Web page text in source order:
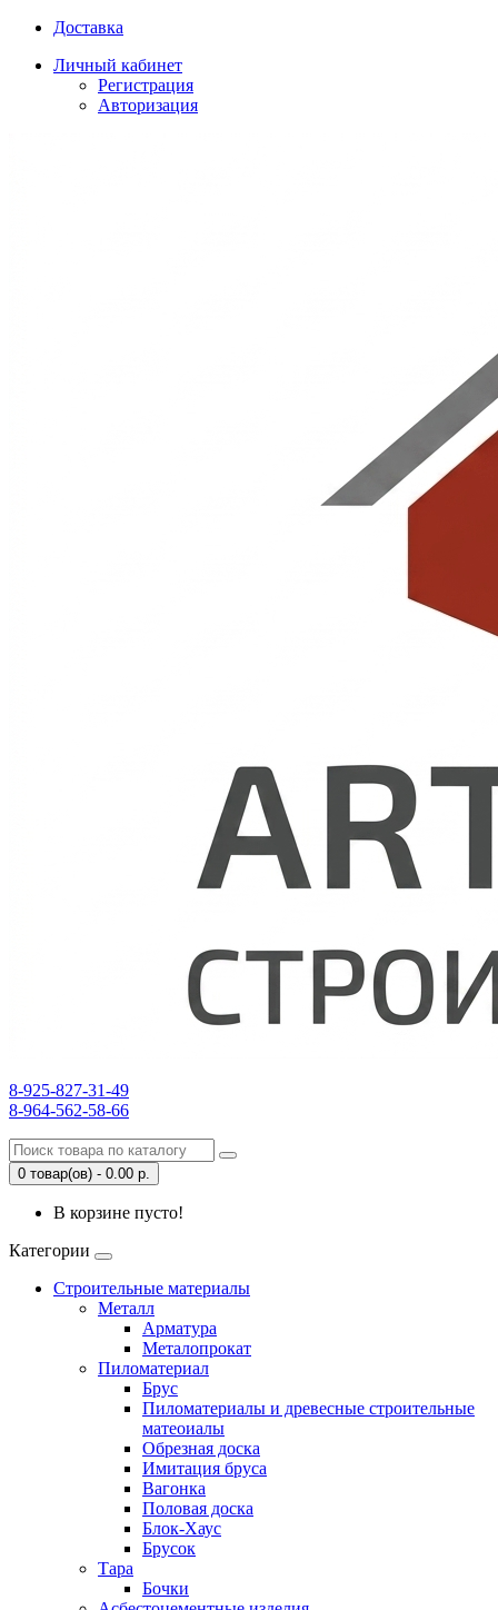
Доставка
Личный кабинет
Регистрация
Авторизация
8-925-827-31-49
8-964-562-58-66
0 товар(ов) - 0.00 р.
В корзине пусто!
Категории
Строительные материалы
Металл
Арматура
Металопрокат
Пиломатериал
Брус
Пиломатериалы и древесные строительные
матеоиалы
Обрезная доска
Имитация бруса
Вагонка
Половая доска
Блок-Хаус
Брусок
Тара
Бочки